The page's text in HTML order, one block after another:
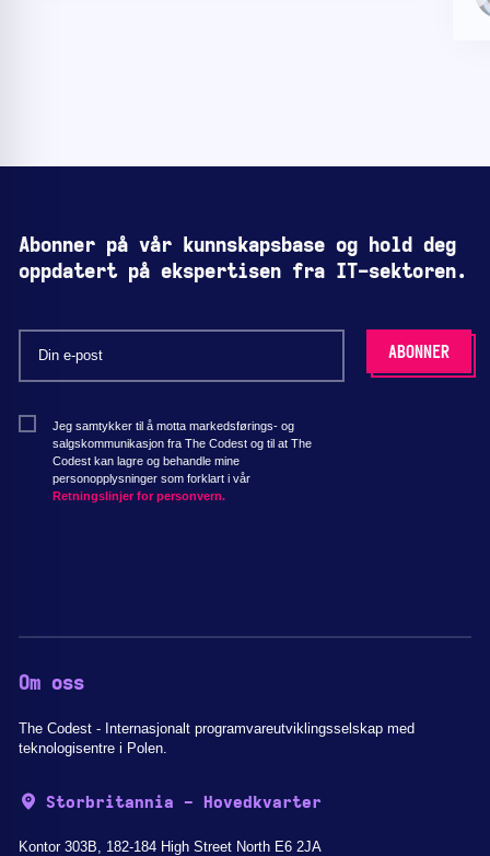
Abonner på vår kunnskapsbase og hold deg
oppdatert på ekspertisen fra IT-sektoren.
Jeg samtykker til å motta markedsførings- og
salgskommunikasjon fra The Codest og til at The
Codest kan lagre og behandle mine
personopplysninger som forklart i vår
Retningslinjer for personvern.
Om oss
The Codest - Internasjonalt programvareutviklingsselskap med
teknologisentre i Polen.
Storbritannia - Hovedkvarter
Kontor 303B, 182-184 High Street North E6 2JA